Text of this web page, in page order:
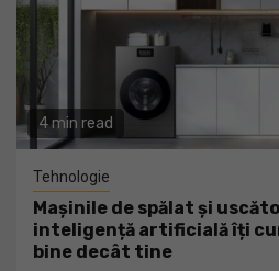
4 min read
Tehnologie
Mașinile de spălat și
inteligență artificială îți
bine decât tine